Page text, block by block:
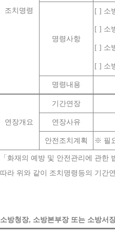
조치명령
명령사항
[ ] 소
[ ] 소
[ ] 소
[ ] 소
명령내용
연장개요
기간연장
연장사유
안전조치계획 ※ 필
「 화재의 예방 및 안전관리에 관한
따라 위와 같이 조치명령등의 기간
소방청장, 소방본부장 또는 소방서